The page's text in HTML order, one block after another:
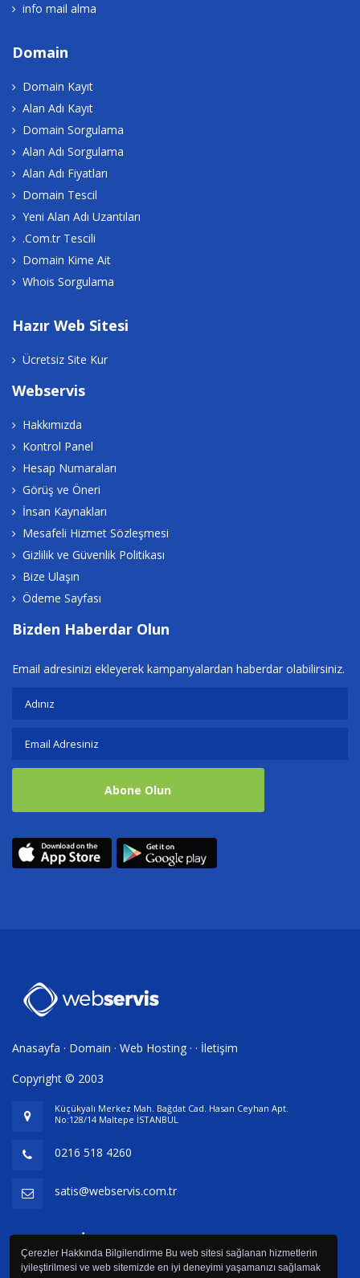
Çerezler Hakkında Bilgilendirme Bu web sitesi sağlanan hizmetlerin
iyileştirilmesi ve web sitemizde en iyi deneyimi yaşamanızı sağlamak
info mail alma
Domain
Domain Kayıt
Alan Adı Kayıt
Domain Sorgulama
Alan Adı Sorgulama
Alan Adı Fiyatları
Domain Tescil
Yeni Alan Adı Uzantıları
.Com.tr Tescili
Domain Kime Ait
Whois Sorgulama
Hazır Web Sitesi
Ücretsiz Site Kur
Webservis
Hakkımızda
Kontrol Panel
Hesap Numaraları
Görüş ve Öneri
İnsan Kaynakları
Mesafeli Hizmet Sözleşmesi
Gizlilik ve Güvenlik Politikası
Bize Ulaşın
Ödeme Sayfası
Bizden Haberdar Olun
Email adresinizi ekleyerek kampanyalardan haberdar olabilirsiniz.
Abone Olun
Anasayfa · Domain · Web Hosting · · İletişim
Copyright © 2003
Küçükyalı Merkez Mah. Bağdat Cad. Hasan Ceyhan Apt.
No:128/14 Maltepe İSTANBUL
0216 518 4260
satis@webservis.com.tr
Webservis İletişim Hizmetleri